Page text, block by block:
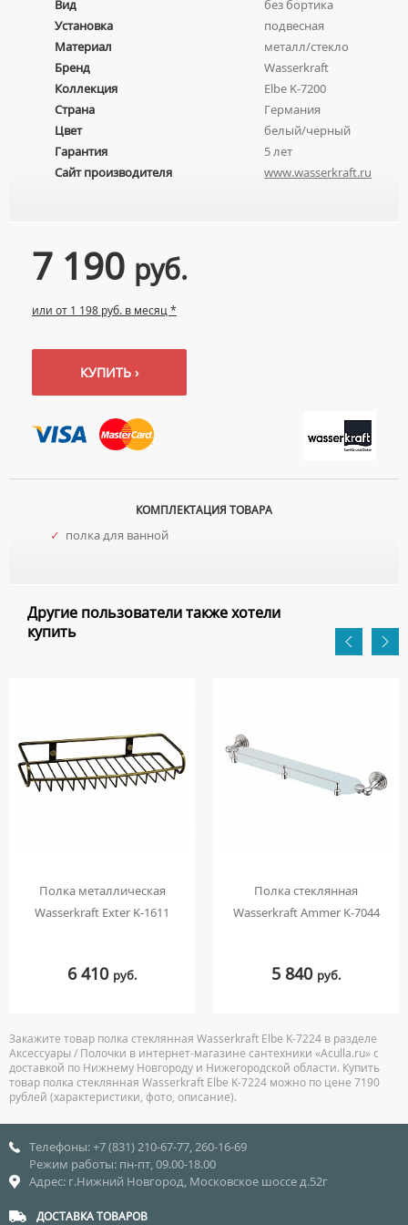
Вид
без бортика
Установка
подвесная
Материал
металл/стекло
Бренд
Wasserkraft
Коллекция
Elbe K-7200
Страна
Германия
Цвет
белый/черный
Гарантия
5 лет
Сайт производителя
www.wasserkraft.ru
7 190 руб.
или от 1 198 руб. в месяц *
КУПИТЬ ›
КОМПЛЕКТАЦИЯ ТОВАРА
✓ полка для ванной
Другие пользователи также хотели
купить
Полка металлическая
Wasserkraft Exter K-1611
6 410 руб.
Полка стеклянная
Wasserkraft Ammer K-7044
5 840 руб.
Закажите товар полка стеклянная Wasserkraft Elbe K-7224 в разделе
Аксессуары / Полочки в интернет-магазине сантехники «Aculla.ru» с
доставкой по Нижнему Новгороду и Нижегородской области. Купить
товар полка стеклянная Wasserkraft Elbe K-7224 можно по цене 7190
рублей (характеристики, фото, описание).
СМЕСИТЕЛИ ДЛЯ УМЫВАЛЬНИКА
СМЕСИТЕЛИ МОНО
СМЕСИТЕЛИ НА БОРТ ВАННЫ
ТЕРМОСТАТИЧЕСКИЕ СМЕСИТЕЛИ
ЦВЕТНЫЕ СМЕСИТЕЛИ
УГЛОВЫЕ ВЕНТИЛЯ ДЛЯ СМЕСИТЕЛЕЙ
НАЖИМНЫЕ СУШИЛКИ ДЛЯ РУК
ВРЕЗНЫЕ УМЫВАЛЬНИКИ
ДВОЙНЫЕ УМЫВАЛЬНИКИ
МЕБЕЛЬНЫЕ УМЫВАЛЬНИКИ
НАКЛАДНЫЕ УМЫВАЛЬНИКИ
ПОДВЕСНЫЕ УМЫВАЛЬНИКИ
УМЫВАЛЬНИКИ НАД СТИРАЛЬНЫМИ МАШИНАМИ
УМЫВАЛЬНИКИ С ПЬЕДЕСТАЛАМИ
Унитазы
ПОДВЕСНЫЕ УНИТАЗЫ
ПРИСТАВНЫЕ УНИТАЗЫ
УНИТАЗЫ-КОМПАКТЫ
УНИТАЗЫ С БИДЕТКОЙ
КРЫШКИ-СИДЕНЬЯ
Телефоны: +7 (831) 210-67-77, 260-16-69
Режим работы: пн-пт, 09.00-18.00
Адрес: г.Нижний Новгород, Московское шоссе д.52г
ДОСТАВКА ТОВАРОВ